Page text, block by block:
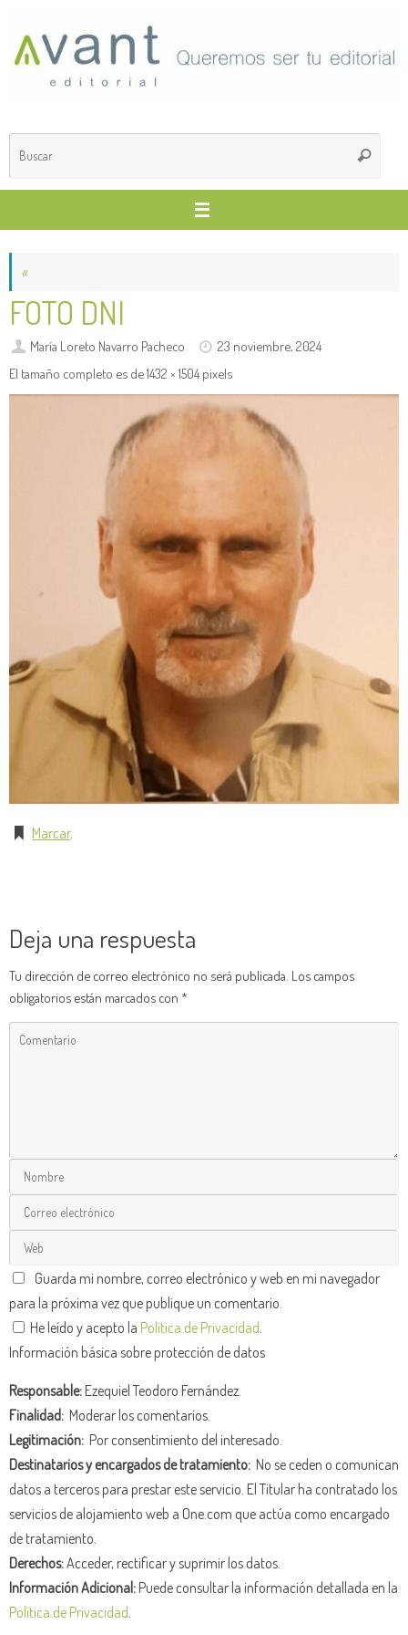
contenido
Buscar
«
FOTO DNI
María Loreto Navarro Pacheco
23 noviembre, 2024
El tamaño completo es de1432 × 1504 pixels
Marcar.
Deja una respuesta
Tu dirección de correo electrónico no será publicada. Los campos
obligatorios están marcados con *
Guarda mi nombre, correo electrónico y web en mi navegador
para la próxima vez que publique un comentario.
He leído y acepto la Política de Privacidad
Información básica sobre protección de datos
Responsable:Ezequiel Teodoro Fernández.
Finalidad: Moderar los comentarios.
Legitimación: Por consentimiento del interesado.
Destinatarios y encargados de tratamiento: No se ceden o comunican
datos a terceros para prestar este servicio. El Titular ha contratado los
servicios de alojamiento web a One.com que actúa como encargado
de tratamiento.
Derechos:Acceder, rectificar y suprimir los datos.
Información Adicional:Puede consultar la información detallada en la
Política de Privacidad